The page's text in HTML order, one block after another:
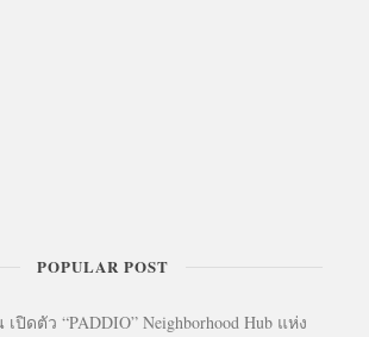
POPULAR POST
ปิดตัว “PADDIO” Neighborhood Hub แห่ง